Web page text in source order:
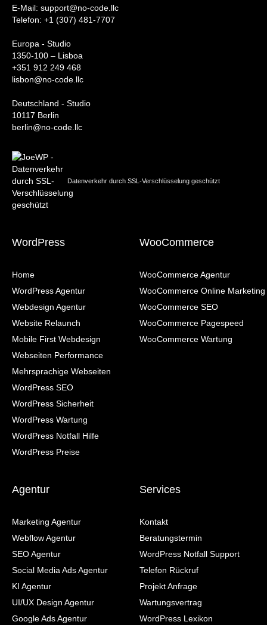
‍E-Mail: support@no-code.llc
Telefon: +1 (307) 481-7707
Europa - Studio
1350-100 – Lisboa
+351 912 249 468
lisbon@no-code.llc
Deutschland - Studio
10117 Berlin
berlin@no-code.llc
Datenverkehr durch SSL-Verschlüsselung geschützt
WordPress
Home
WordPress Agentur
Webdesign Agentur
Website Relaunch
Mobile First Webdesign
Webseiten Performance
Mehrsprachige Webseiten
WordPress SEO
WordPress Sicherheit
WordPress Wartung
WordPress Notfall Hilfe
WordPress Preise
WooCommerce
WooCommerce Agentur
WooCommerce Online Marketing
WooCommerce SEO
WooCommerce Pagespeed
WooCommerce Wartung
Agentur
Marketing Agentur
Webflow Agentur
SEO Agentur
Social Media Ads Agentur
KI Agentur
UI/UX Design Agentur
Google Ads Agentur
Services
Kontakt
Beratungstermin
WordPress Notfall Support
Telefon Rückruf
Projekt Anfrage
Wartungsvertrag
WordPress Lexikon